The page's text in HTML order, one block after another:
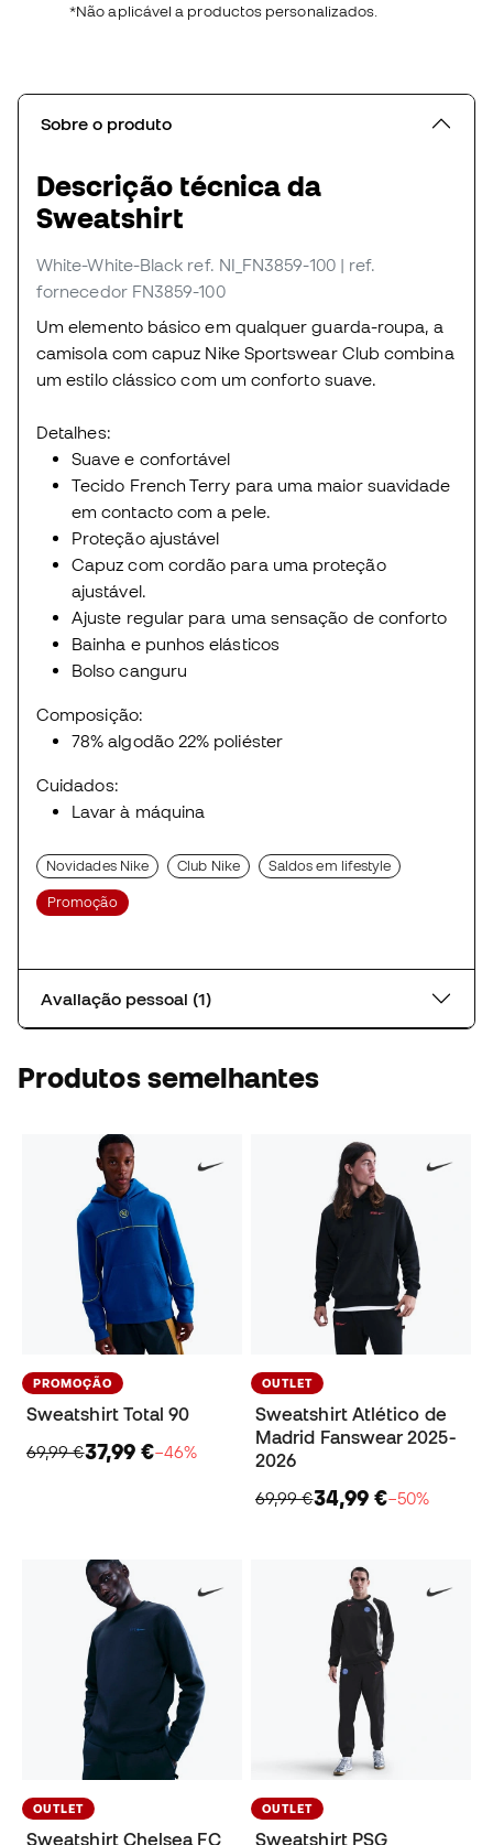
*Não aplicável a productos personalizados.
Sobre o produto
Descrição técnica da
Sweatshirt
White-White-Black ref. NI_FN3859-100 | ref.
fornecedor FN3859-100
Um elemento básico em qualquer guarda-roupa, a
camisola com capuz Nike Sportswear Club combina
um estilo clássico com um conforto suave.
Detalhes:
Suave e confortável
Tecido French Terry para uma maior suavidade
em contacto com a pele.
Proteção ajustável
Capuz com cordão para uma proteção
ajustável.
Ajuste regular para uma sensação de conforto
Bainha e punhos elásticos
Bolso canguru
Composição:
78% algodão 22% poliéster
Cuidados:
Lavar à máquina
Novidades Nike Club Nike Saldos em lifestyle
Promoção
Avaliação pessoal (1)
Produtos semelhantes
PROMOÇÃO
Sweatshirt Total 90
69,99 €37,99 €−46%
OUTLET
Sweatshirt Atlético de
Madrid Fanswear 2025-
2026
69,99 €34,99 €−50%
OUTLET
Sweatshirt Chelsea FC
OUTLET
Sweatshirt PSG